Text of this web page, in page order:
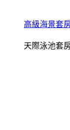
高級海景套
天際泳池套